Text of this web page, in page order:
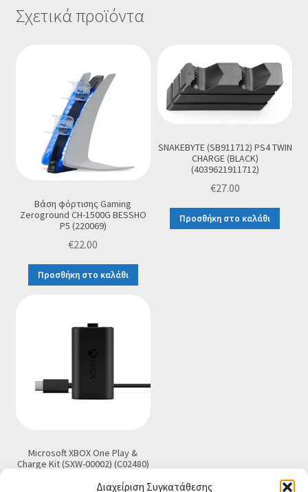
Διαχείριση Συγκατάθεσης
Σχετικά προϊόντα
Βάση φόρτισης Gaming
Zeroground CH-1500G BESSHO
P5 (220069)
€22.00
Προσθήκη στο καλάθι
SNAKEBYTE (SB911712) PS4 TWIN
CHARGE (BLACK)
(4039621911712)
€27.00
Προσθήκη στο καλάθι
Microsoft XBOX One Play &
Charge Kit (SXW-00002) (C02480)
26.00